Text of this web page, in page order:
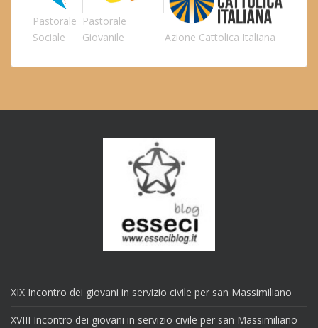
Pastorale
Sociale
Pastorale
Giovanile
Azione Cattolica Italiana
XIX Incontro dei giovani in servizio civile per san Massimiliano
XVIII Incontro dei giovani in servizio civile per san Massimiliano